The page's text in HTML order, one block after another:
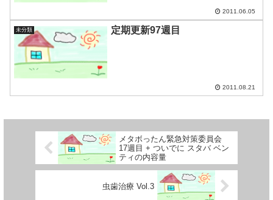
2011.06.05
未分類 定期更新97週目
2011.08.21
メタボったん緊急対策委員会
17週目 + ついでに スタバ ベン
ティの内容量
虫歯治療 Vol.3